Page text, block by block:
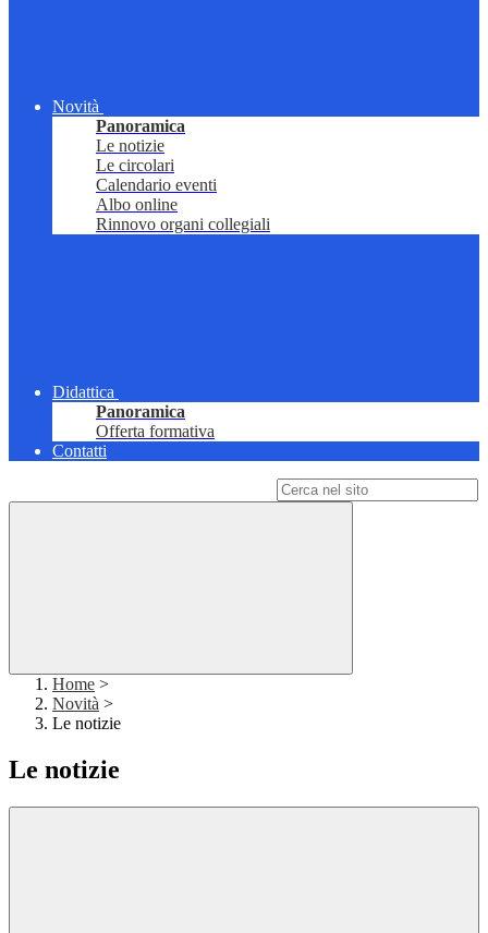
Novità
Panoramica
Le notizie
Le circolari
Calendario eventi
Albo online
Rinnovo organi collegiali
Didattica
Panoramica
Offerta formativa
Contatti
Home >
Novità >
Le notizie
Le notizie